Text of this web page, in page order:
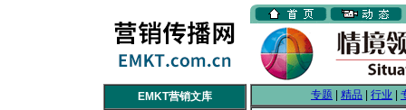
EMKT营销文库
专题 精品 行业